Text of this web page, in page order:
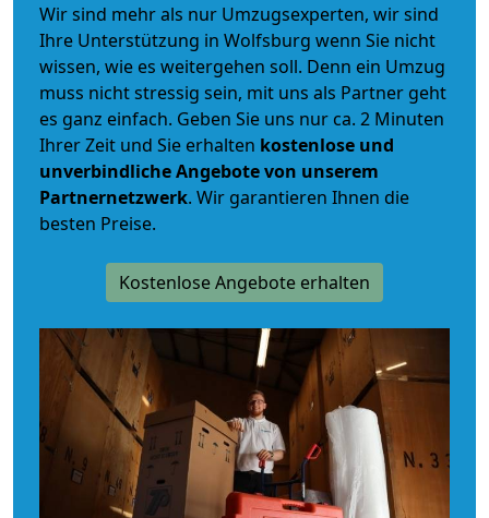
Wir sind mehr als nur Umzugsexperten, wir sind
Ihre Unterstützung in Wolfsburg wenn Sie nicht
wissen, wie es weitergehen soll. Denn ein Umzug
muss nicht stressig sein, mit uns als Partner geht
es ganz einfach. Geben Sie uns nur ca. 2 Minuten
Ihrer Zeit und Sie erhalten kostenlose und
unverbindlicheAngebote von unserem
Partnernetzwerk. Wir garantieren Ihnen die
besten Preise.
Kostenlose Angebote erhalten